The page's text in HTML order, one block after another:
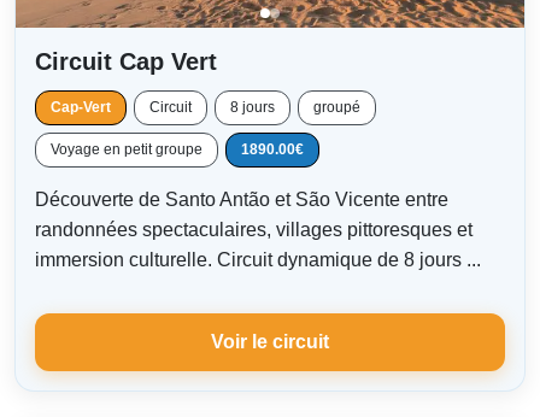
Circuit Cap Vert
Cap-Vert Circuit 8 jours groupé
Voyage en petit groupe 1890.00€
Découverte de Santo Antão et São Vicente entre
randonnées spectaculaires, villages pittoresques et
immersion culturelle. Circuit dynamique de 8 jours ...
Voir le circuit